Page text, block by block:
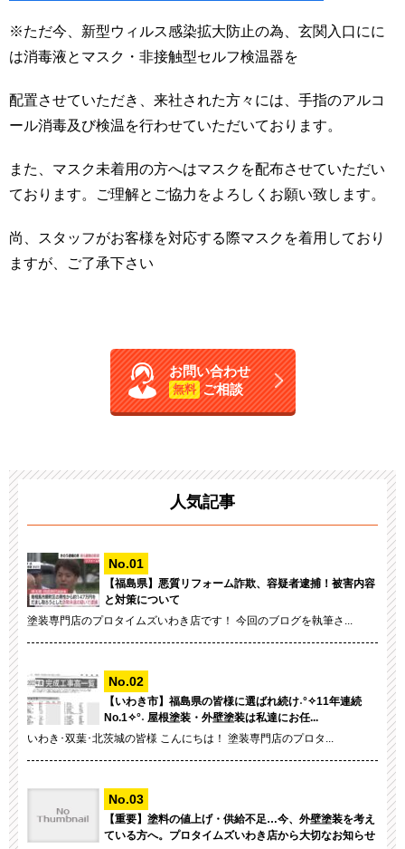
※ただ今、新型ウィルス感染拡大防止の為、玄関入口にに
は消毒液とマスク・非接触型セルフ検温器を
配置させていただき、来社された方々には、手指のアルコ
ール消毒及び検温を行わせていただいております。
また、マスク未着用の方へはマスクを配布させていただい
ております。ご理解とご協力をよろしくお願い致します。
尚、スタッフがお客様を対応する際マスクを着用しており
ますが、ご了承下さい
お問い合わせ
無料 ご相談
人気記事
【福島県】悪質リフォーム詐欺、容疑者逮捕！被害内容
と対策について
塗装専門店のプロタイムズいわき店です！ 今回のブログを執筆さ...
【いわき市】福島県の皆様に選ばれ続け˖°✧11年連続
No.1✧°˖ 屋根塗装・外壁塗装は私達にお任...
いわき･双葉･北茨城の皆様 こんにちは！ 塗装専門店のプロタ...
【重要】塗料の値上げ・供給不足…今、外壁塗装を考え
ている方へ。プロタイムズいわき店から大切なお知らせ